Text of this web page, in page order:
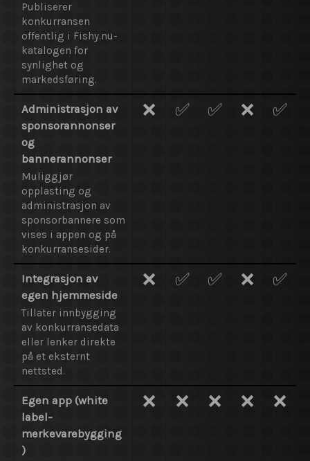
Publiserer
konkurransen
offentlig i Fishy.nu-
katalogen for
synlighet og
markedsføring.
Administrasjon av
sponsorannonser
og
bannerannonser
Muliggjør
opplasting og
administrasjon av
sponsorbannere som
vises i appen og på
konkurransesider.
❌ ✅ ✅ ❌ ✅
Integrasjon av
egen hjemmeside
Tillater innbygging
av konkurransedata
eller lenker direkte
på et eksternt
nettsted.
❌ ✅ ✅ ❌ ✅
Egen app (white
label-
merkevarebygging
)
❌ ❌ ❌ ❌ ❌